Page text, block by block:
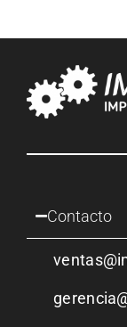
Contacto